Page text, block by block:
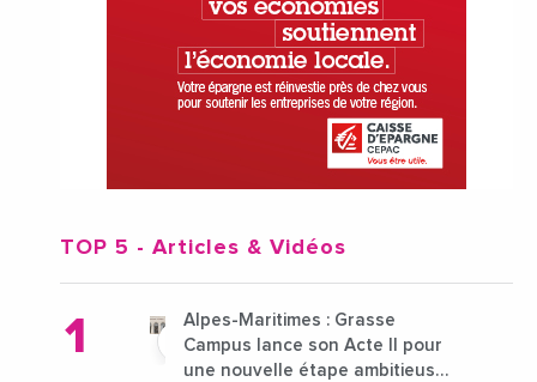
TOP 5 - Articles & Vidéos
Alpes-Maritimes : Grasse
Campus lance son Acte II pour
une nouvelle étape ambitieuse